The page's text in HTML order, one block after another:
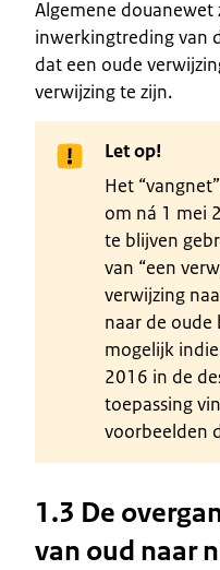
Algemene douanewet
inwerkingtreding van
dat een oude
verwijzing te zijn.
Let op!
Het
om ná 1 mei
te blijven
van “een
verwijzing
naar de oude
mogelijk
2016 in de
toepassing
voorbeelden
1.3 De
van oud naar